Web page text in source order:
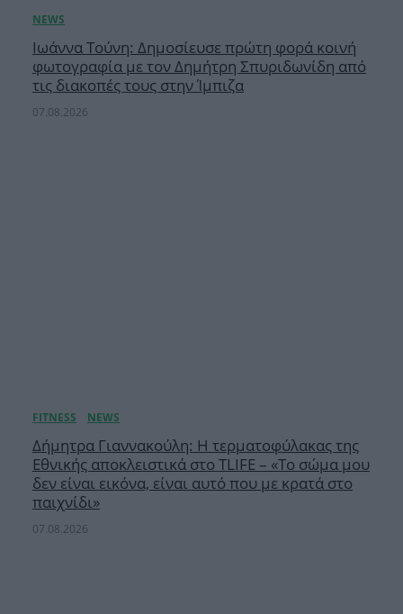
Ιωάννα Τούνη: Δημοσίευσε πρώτη φορά κοινή
φωτογραφία με τον Δημήτρη Σπυριδωνίδη από
τις διακοπές τους στην Ίμπιζα
07.08.2026
Δήμητρα Γιαννακούλη: Η τερματοφύλακας της
Εθνικής αποκλειστικά στο TLIFE – «Το σώμα μου
δεν είναι εικόνα, είναι αυτό που με κρατά στο
παιχνίδι»
07.08.2026